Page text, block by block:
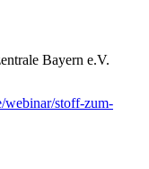
Bayern e.V.
webinar/stoff-zum-